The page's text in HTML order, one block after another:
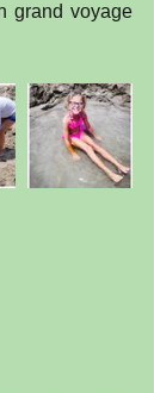
grand voyage